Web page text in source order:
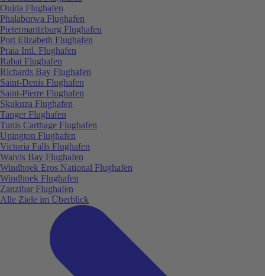
Oujda Flughafen
Phalaborwa Flughafen
Pietermaritzburg Flughafen
Port Elizabeth Flughafen
Praia Intl. Flughafen
Rabat Flughafen
Richards Bay Flughafen
Saint-Denis Flughafen
Saint-Pierre Flughafen
Skukuza Flughafen
Tanger Flughafen
Tunis Carthage Flughafen
Upington Flughafen
Victoria Falls Flughafen
Walvis Bay Flughafen
Windhoek Eros National Flughafen
Windhoek Flughafen
Zanzibar Flughafen
Alle Ziele im Überblick